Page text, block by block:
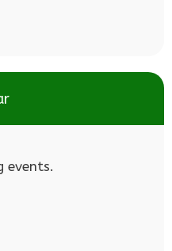
events.